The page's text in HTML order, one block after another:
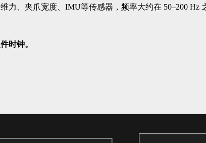
力、夹爪宽度、IMU等传感器，频率大约在 50–200 Hz
时钟。